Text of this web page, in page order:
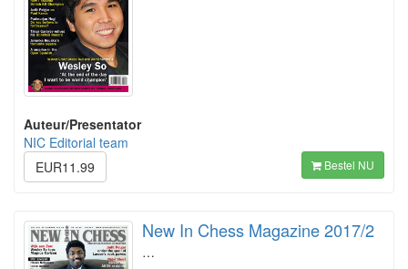
Auteur/Presentator
NIC Editorial team
EUR11.99
Bestel NU
New In Chess Magazine 2017/2
…